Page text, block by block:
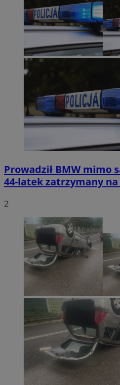
Prowadził BMW mimo
44-latek zatrzymany na
2